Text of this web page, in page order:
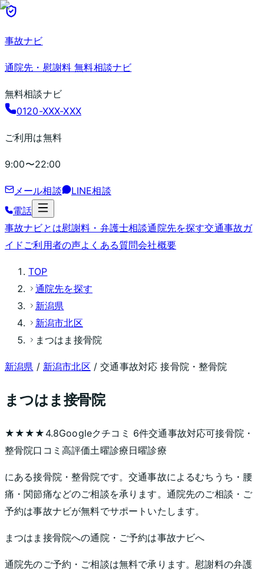
事故ナビ
通院先・慰謝料 無料相談ナビ
無料相談ナビ
0120-XXX-XXX
ご利用は無料
9:00〜22:00
メール相談
LINE相談
電話
事故ナビとは慰謝料・弁護士相談通院先を探す交通事故ガ
イド ご利用者の声よくある質問会社概要
TOP
通院先を探す
新潟県
新潟市北区
まつはま接骨院
新潟県 / 新潟市北区 / 交通事故対応 接骨院・整骨院
まつはま接骨院
★★★★ 4.8Googleクチコミ 6件交通事故対応可接骨院・
整骨院口コミ高評価土曜診療日曜診療
にある接骨院・整骨院です。交通事故によるむちうち・腰
痛・関節痛などのご相談を承ります。通院先のご相談・ご
予約は事故ナビが無料でサポートいたします。
まつはま接骨院への通院・ご予約は事故ナビへ
通院先のご予約・ご相談は無料で承ります。慰謝料の弁護